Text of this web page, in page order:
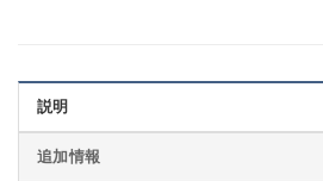
説明
追加情報